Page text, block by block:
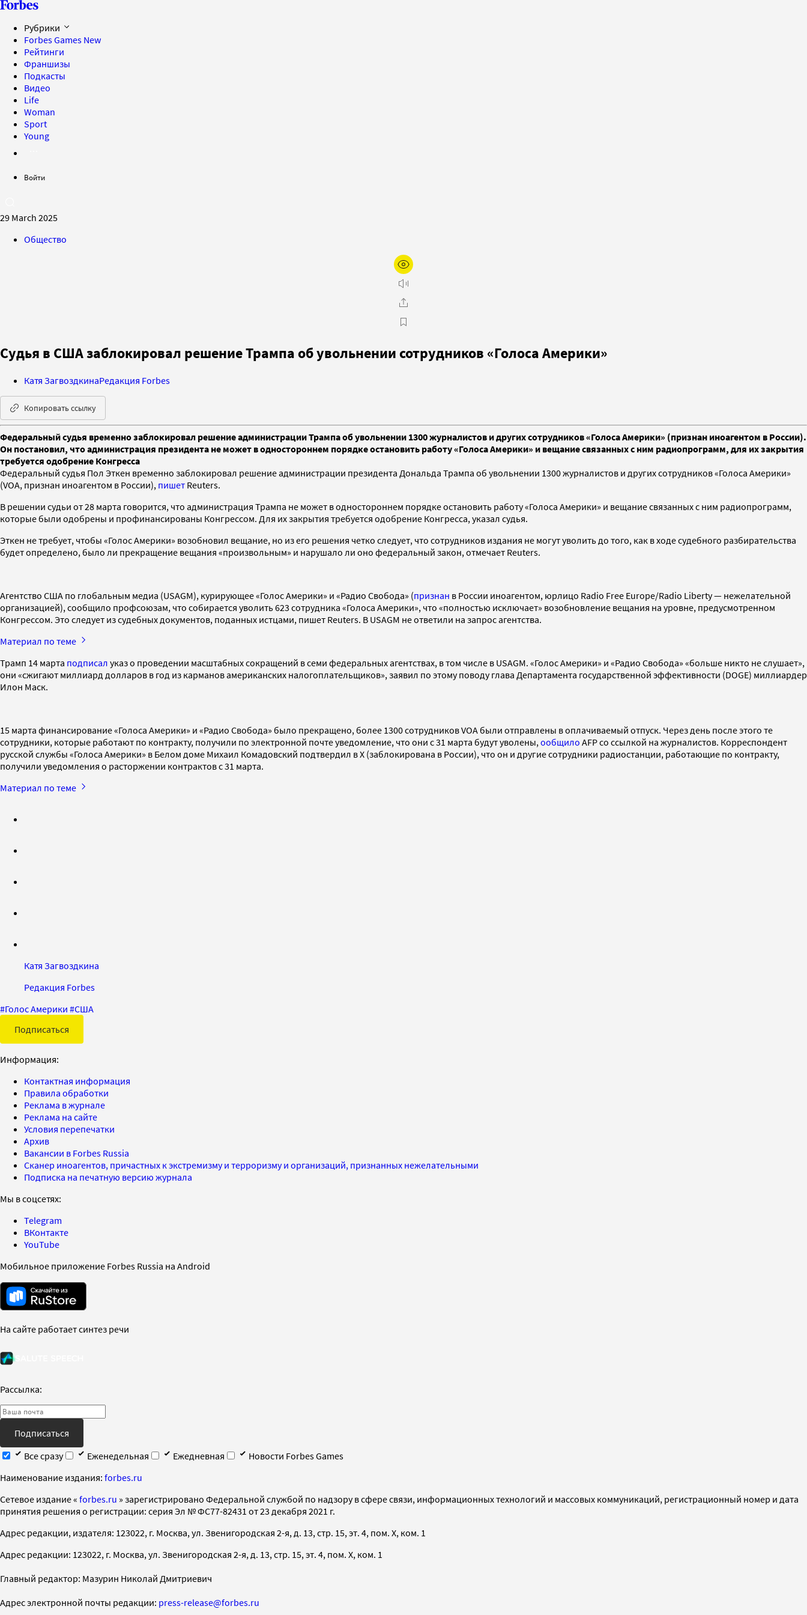
Рубрики
Forbes Games New
Рейтинги
Франшизы
Подкасты
Видео
Life
Woman
Sport
Young
Войти
29 March 2025
Общество
Судья в США заблокировал решение Трампа об увольнении сотрудников «Голоса Америки»
Катя ЗагвоздкинаРедакция Forbes
Копировать ссылку
Федеральный судья временно заблокировал решение администрации Трампа об увольнении 1300 журналистов и других сотрудников «Голоса Америки» (признан иноагентом в России).
Он постановил, что администрация президента не может в одностороннем порядке остановить работу «Голоса Америки» и вещание связанных с ним радиопрограмм, для их закрытия
требуется одобрение Конгресса
Федеральный судья Пол Эткен временно заблокировал решение администрации президента Дональда Трампа об увольнении 1300 журналистов и других сотрудников «Голоса Америки»
(VOA, признан иноагентом в России), пишет Reuters.
В решении судьи от 28 марта говорится, что администрация Трампа не может в одностороннем порядке остановить работу «Голоса Америки» и вещание связанных с ним радиопрограмм,
которые были одобрены и профинансированы Конгрессом. Для их закрытия требуется одобрение Конгресса, указал судья.
Эткен не требует, чтобы «Голос Америки» возобновил вещание, но из его решения четко следует, что сотрудников издания не могут уволить до того, как в ходе судебного разбирательства
будет определено, было ли прекращение вещания «произвольным» и нарушало ли оно федеральный закон, отмечает Reuters.
Агентство США по глобальным медиа (USAGM), курирующее «Голос Америки» и «Радио Свобода» (признан в России иноагентом, юрлицо Radio Free Europe/Radio Liberty — нежелательной
организацией), сообщило профсоюзам, что собирается уволить 623 сотрудника «Голоса Америки», что «полностью исключает» возобновление вещания на уровне, предусмотренном
Конгрессом. Это следует из судебных документов, поданных истцами, пишет Reuters. В USAGM не ответили на запрос агентства.
Материал по теме
Трамп 14 марта подписал указ о проведении масштабных сокращений в семи федеральных агентствах, в том числе в USAGM. «Голос Америки» и «Радио Свобода» «больше никто не слушает»,
они «сжигают миллиард долларов в год из карманов американских налогоплательщиков», заявил по этому поводу глава Департамента государственной эффективности (DOGE) миллиардер
Илон Маск.
15 марта финансирование «Голоса Америки» и «Радио Свобода» было прекращено, более 1300 сотрудников VOA были отправлены в оплачиваемый отпуск. Через день после этого те
сотрудники, которые работают по контракту, получили по электронной почте уведомление, что они с 31 марта будут уволены, ообщило AFP со ссылкой на журналистов. Корреспондент
русской службы «Голоса Америки» в Белом доме Михаил Комадовский подтвердил в X (заблокирована в России), что он и другие сотрудники радиостанции, работающие по контракту,
получили уведомления о расторжении контрактов с 31 марта.
Материал по теме
Катя Загвоздкина
Редакция Forbes
#Голос Америки #США
Подписаться
Информация:
Контактная информация
Правила обработки
Реклама в журнале
Реклама на сайте
Условия перепечатки
Архив
Вакансии в Forbes Russia
Сканер иноагентов, причастных к экстремизму и терроризму и организаций, признанных нежелательными
Подписка на печатную версию журнала
Мы в соцсетях:
Telegram
ВКонтакте
YouTube
Мобильное приложение Forbes Russia на Android
На сайте работает синтез речи
Рассылка:
Подписаться
Все сразу
Еженедельная Ежедневная
Новости Forbes Games
Наименование издания: forbes.ru
Cетевое издание « forbes.ru » зарегистрировано Федеральной службой по надзору в сфере связи, информационных технологий и массовых коммуникаций, регистрационный номер и дата
принятия решения о регистрации: серия Эл № ФС77-82431 от 23 декабря 2021 г.
Адрес редакции, издателя: 123022, г. Москва, ул. Звенигородская 2-я, д. 13, стр. 15, эт. 4, пом. X, ком. 1
Адрес редакции: 123022, г. Москва, ул. Звенигородская 2-я, д. 13, стр. 15, эт. 4, пом. X, ком. 1
Главный редактор: Мазурин Николай Дмитриевич
Адрес электронной почты редакции: press-release@forbes.ru